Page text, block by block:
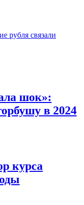
рубля связали
шок»:
в 2024
курса